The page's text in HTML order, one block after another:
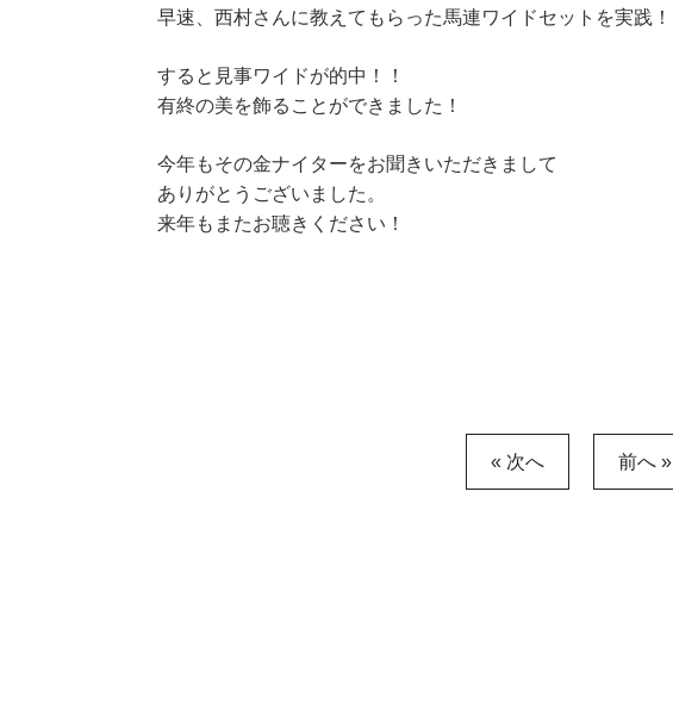
早速、西村さんに教えてもらった馬連ワイドセットを実践！
すると見事ワイドが的中！！
有終の美を飾ることができました！
今年もその金ナイターをお聞きいただきまして
ありがとうございました。
来年もまたお聴きください！
« 次へ 前へ »